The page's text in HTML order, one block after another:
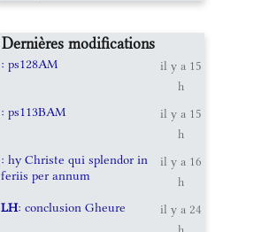
Dernières modifications
: ps128AM
il y a 15
h
: ps113BAM
il y a 15
h
: hy Christe qui splendor in
feriis per annum
il y a 16
h
LH: conclusion Gheure
il y a 24
h